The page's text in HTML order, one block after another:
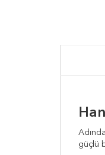
güçlü